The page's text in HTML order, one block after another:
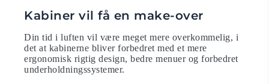
Kabiner vil få en make-over
Din tid i luften vil være meget mere overkommelig, i
det at kabinerne bliver forbedret med et mere
ergonomisk rigtig design, bedre menuer og forbedret
underholdningssystemer.